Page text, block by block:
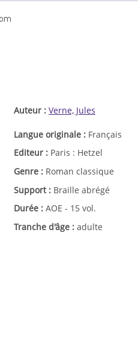
Auteur : Verne, Jules
Langue originale : Français
Editeur : Paris : Hetzel
Genre : Roman classique
Support : Braille abrégé
Durée : AOE - 15 vol.
Tranche d'âge : adulte